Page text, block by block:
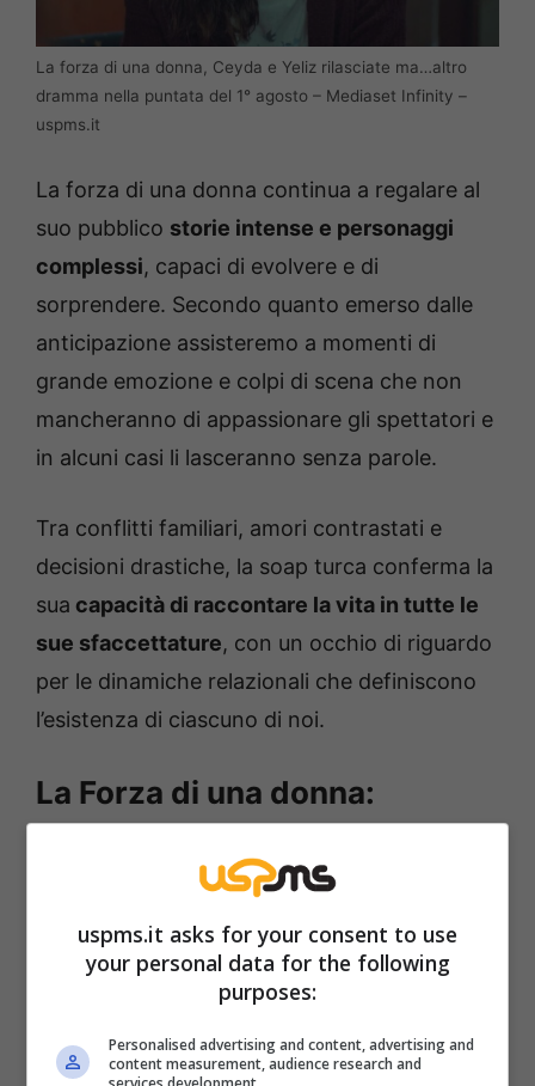
La forza di una donna, Ceyda e Yeliz rilasciate ma…altro
dramma nella puntata del 1° agosto – Mediaset Infinity –
uspms.it
La forza di una donna continua a regalare al
suo pubblico storie intense e personaggi
complessi, capaci di evolvere e di
sorprendere. Secondo quanto emerso dalle
anticipazione assisteremo a momenti di
grande emozione e colpi di scena che non
mancheranno di appassionare gli spettatori e
in alcuni casi li lasceranno senza parole.
Tra conflitti familiari, amori contrastati e
decisioni drastiche, la soap turca conferma la
sua capacità di raccontare la vita in tutte le
sue sfaccettature, con un occhio di riguardo
per le dinamiche relazionali che definiscono
l’esistenza di ciascuno di noi.
La Forza di una donna:
anticipazioni shock sulle
puntate dal 28 luglio all’1
agosto
Le puntate in programma dal 28 luglio al 1°
per i protagonisti di La forza di una donna.
uspms.it asks for your consent to use
your personal data for the following
purposes:
Personalised advertising and content, advertising and
content measurement, audience research and